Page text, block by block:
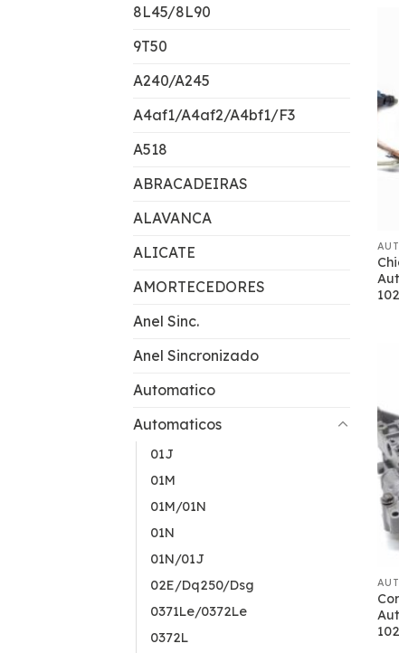
8L45/8L90
9T50
A240/A245
A4af1/A4af2/A4bf1/F3
A518
ABRACADEIRAS
ALAVANCA
ALICATE
AMORTECEDORES
Anel Sinc.
Anel Sincronizado
Automatico
Automaticos
01J
01M
01M/01N
01N
01N/01J
02E/Dq250/Dsg
0371Le/0372Le
0372L